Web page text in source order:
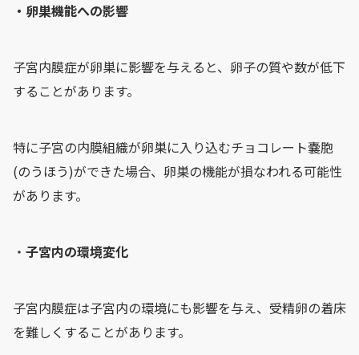
・卵巣機能への影響
子宮内膜症が卵巣に影響を与えると、卵子の質や数が低下
することがあります。
特に子宮の内膜組織が卵巣に入り込むチョコレート嚢胞
(のうほう)ができた場合、卵巣の機能が損なわれる可能性
があります。
・ 子宮内の環境変化
子宮内膜症は子宮内の環境にも影響を与え、受精卵の着床
を難しくすることがあります。